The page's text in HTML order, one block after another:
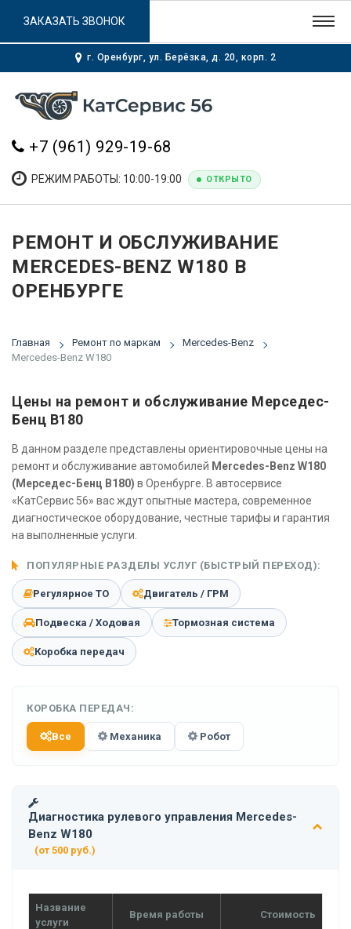
г. Оренбург, ул. Берёзка, д. 20, корп. 2
+7 (961) 929-19-68
РЕЖИМ РАБОТЫ: 10:00-19:00 ОТКРЫТО
ЗАКАЗАТЬ ЗВОНОК
РЕМОНТ И ОБСЛУЖИВАНИЕ
MERCEDES-BENZ W180 В
ОРЕНБУРГЕ
Главная Ремонт по маркам
Mercedes-Benz
Mercedes-Benz W180
Цены на ремонт и обслуживание Мерседес-
Бенц В180
В данном разделе представлены ориентировочные цены на
ремонт и обслуживание автомобилей Mercedes-Benz W180
(Мерседес-Бенц В180) в Оренбурге. В автосервисе
«КатСервис 56» вас ждут опытные мастера, современное
диагностическое оборудование, честные тарифы и гарантия
на выполненные услуги.
ПОПУЛЯРНЫЕ РАЗДЕЛЫ УСЛУГ (БЫСТРЫЙ ПЕРЕХОД):
Регулярное ТО Двигатель / ГРМ
Подвеска / Ходовая Тормозная система
Коробка передач
КОРОБКА ПЕРЕДАЧ:
Все Механика Робот
Диагностика рулевого управления Mercedes-
Benz W180
(от 500 руб.)
Название
услуги
Время работы Стоимость